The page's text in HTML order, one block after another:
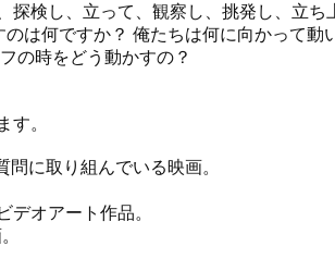
探検し、立って、観察し、挑発し、立
は何ですか？ 俺たちは何に向かって
の時をどう動かすの？
。
に取り組んでいる映画。
オアート作品。